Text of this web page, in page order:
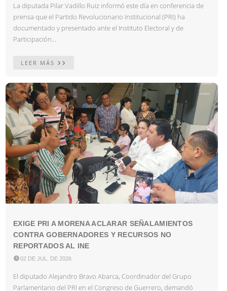
La diputada Pilar Vadillo Ruiz informó este día en conferencia de
prensa que el Partido Revolucionario Institucional (PRI) ha
documentado y presentado ante el Instituto Electoral y de
Participación...
LEER MÁS
EXIGE PRI A MORENA ACLARAR SEÑALAMIENTOS
CONTRA GOBERNADORES Y RECURSOS NO
REPORTADOS AL INE
02 DE JUL. DE 2026
El diputado Alejandro Bravo Abarca, Coordinador del Grupo
Parlamentario del PRI en el Congreso de Guerrero, demandó